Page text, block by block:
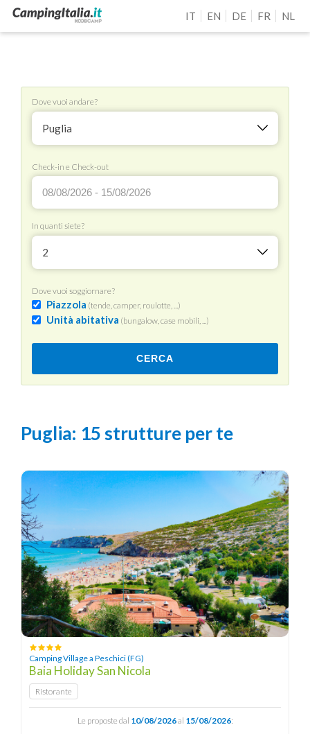
IT EN DE FR NL
Dove vuoi andare?
Puglia
Check-in e Check-out
In quanti siete?
2
Dove vuoi soggiornare?
Piazzola (tende, camper, roulotte, ...)
Unità abitativa (bungalow, case mobili, ...)
CERCA
Puglia: 15 strutture per te
Camping Village a Peschici (FG)
Baia Holiday San Nicola
Ristorante
Le proposte dal 10/08/2026al 15/08/2026: